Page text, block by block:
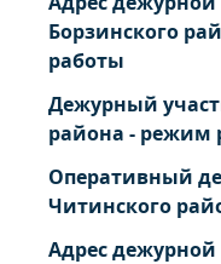
Борзинского
работы
Дежурный
района - режим
Оперативный
Читинского
Адрес